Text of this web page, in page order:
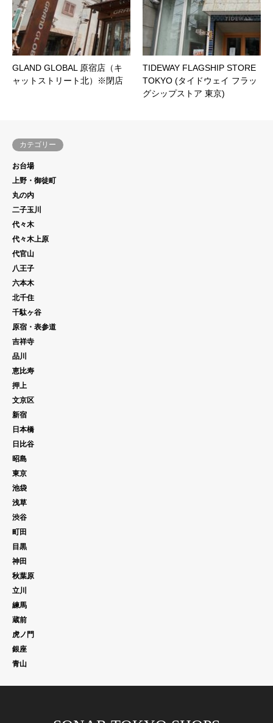
GLAND GLOBAL 原宿店（キ
ャットストリート北）※閉店
TIDEWAY FLAGSHIP STORE
TOKYO (タイドウェイ フラッ
グシップストア 東京)
カテゴリー
お台場
上野・御徒町
丸の内
二子玉川
代々木
代々木上原
代官山
八王子
六本木
北千住
千駄ヶ谷
原宿・表参道
吉祥寺
品川
恵比寿
押上
文京区
新宿
日本橋
日比谷
昭島
東京
池袋
浅草
渋谷
町田
目黒
神田
秋葉原
立川
練馬
蔵前
虎ノ門
銀座
青山